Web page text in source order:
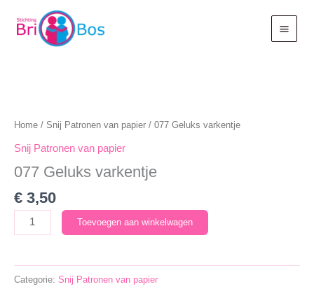
naar
Home / Snij Patronen van papier / 077 Geluks varkentje
Snij Patronen van papier
077 Geluks varkentje
€ 3,50
Geluks
Toevoegen aan winkelwagen
Categorie: Snij Patronen van papier